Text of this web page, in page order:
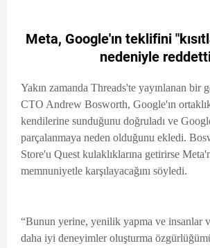
Meta, Google'ın teklifini
nedeniyle
Yakın zamanda Threads'te yayınlanan bir
CTO Andrew Bosworth, Google'ın
kendilerine sunduğunu doğruladı ve
parçalanmaya neden olduğunu ekledi.
Store'u Quest kulaklıklarına getirirse
memnuniyetle karşılayacağını söyledi.
“Bunun yerine, yenilik yapma ve insanlar
daha iyi deneyimler oluşturma